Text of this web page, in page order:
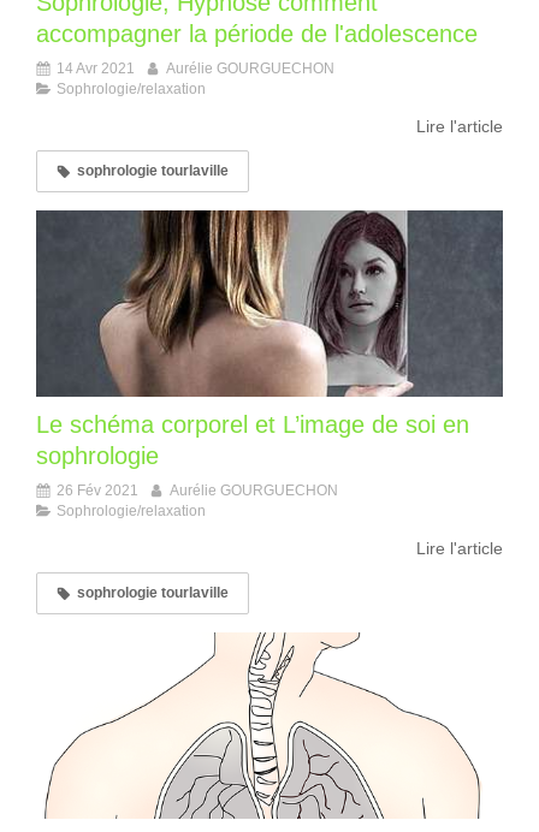
accompagner la période de l'adolescence
14 Avr 2021
Aurélie GOURGUECHON
Sophrologie/relaxation
Lire l'article
sophrologie tourlaville
Le schéma corporel et L’image de soi en
sophrologie
26 Fév 2021
Aurélie GOURGUECHON
Sophrologie/relaxation
Lire l'article
sophrologie tourlaville